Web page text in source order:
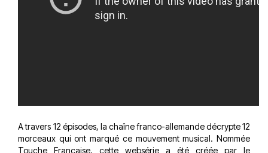
A travers 12 épisodes, la chaîne franco-allemande décrypte 12
morceaux qui ont marqué ce mouvement musical. Nommée
Touche Française, cette websérie a été créée par le